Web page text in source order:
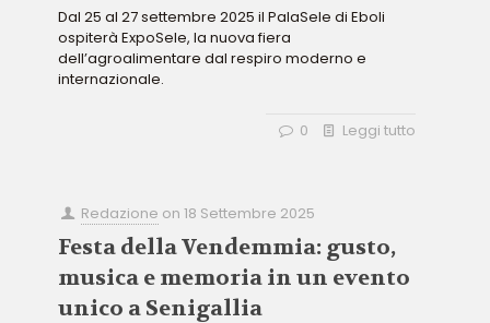
settembre 2025
Dal 25 al 27 settembre 2025 il PalaSele di Eboli
ospiterà ExpoSele, la nuova fiera
dell’agroalimentare dal respiro moderno e
internazionale.
0 Leggi tutto
Redazione on18 Settembre 2025
Festa della Vendemmia: gusto,
musica e memoria in un evento
unico a Senigallia